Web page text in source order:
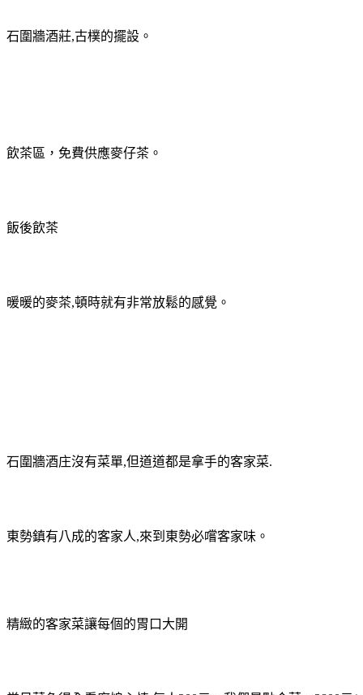
石圍牆酒莊,古樸的擺設。
飲茶區，免費供應麥仔茶。
飯後飲茶
暖暖的麥茶,頓時就有非常放鬆的感覺。
石圍牆酒庄沒有菜單,但道道都是拿手的客家菜.
東勢鎮有八成的客家人,來到東勢必嚐客家味。
精緻的客家菜讓每個的胃口大開